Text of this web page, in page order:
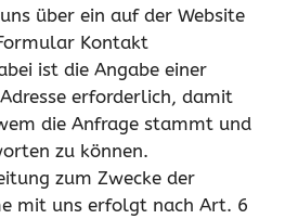
über ein auf der Website
Kontakt
ist die Angabe einer
erforderlich, damit
die Anfrage stammt und
zu können.
zum Zwecke der
mit uns erfolgt nach Art. 6